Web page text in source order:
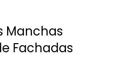
Manchas
Fachadas